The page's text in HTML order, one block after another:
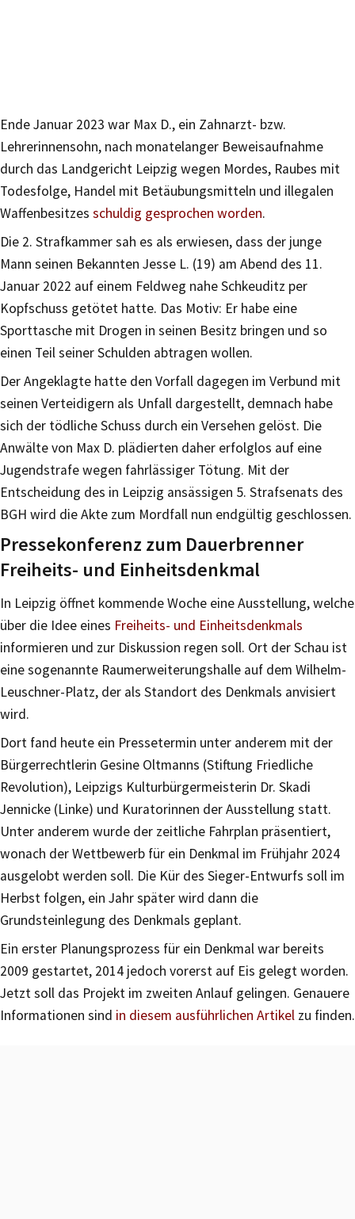
Ende Januar 2023 war Max D., ein Zahnarzt- bzw.
Lehrerinnensohn, nach monatelanger Beweisaufnahme
durch das Landgericht Leipzig wegen Mordes, Raubes mit
Todesfolge, Handel mit Betäubungsmitteln und illegalen
Waffenbesitzes schuldig gesprochen worden.
Die 2. Strafkammer sah es als erwiesen, dass der junge
Mann seinen Bekannten Jesse L. (19) am Abend des 11.
Januar 2022 auf einem Feldweg nahe Schkeuditz per
Kopfschuss getötet hatte. Das Motiv: Er habe eine
Sporttasche mit Drogen in seinen Besitz bringen und so
einen Teil seiner Schulden abtragen wollen.
Der Angeklagte hatte den Vorfall dagegen im Verbund mit
seinen Verteidigern als Unfall dargestellt, demnach habe
sich der tödliche Schuss durch ein Versehen gelöst. Die
Anwälte von Max D. plädierten daher erfolglos auf eine
Jugendstrafe wegen fahrlässiger Tötung. Mit der
Entscheidung des in Leipzig ansässigen 5. Strafsenats des
BGH wird die Akte zum Mordfall nun endgültig geschlossen.
Pressekonferenz zum Dauerbrenner
Freiheits- und Einheitsdenkmal
In Leipzig öffnet kommende Woche eine Ausstellung, welche
über die Idee eines Freiheits- und Einheitsdenkmals
informieren und zur Diskussion regen soll. Ort der Schau ist
eine sogenannte Raumerweiterungshalle auf dem Wilhelm-
Leuschner-Platz, der als Standort des Denkmals anvisiert
wird.
Dort fand heute ein Pressetermin unter anderem mit der
Bürgerrechtlerin Gesine Oltmanns (Stiftung Friedliche
Revolution), Leipzigs Kulturbürgermeisterin Dr. Skadi
Jennicke (Linke) und Kuratorinnen der Ausstellung statt.
Unter anderem wurde der zeitliche Fahrplan präsentiert,
wonach der Wettbewerb für ein Denkmal im Frühjahr 2024
ausgelobt werden soll. Die Kür des Sieger-Entwurfs soll im
Herbst folgen, ein Jahr später wird dann die
Grundsteinlegung des Denkmals geplant.
Ein erster Planungsprozess für ein Denkmal war bereits
2009 gestartet, 2014 jedoch vorerst auf Eis gelegt worden.
Jetzt soll das Projekt im zweiten Anlauf gelingen. Genauere
Informationen sind in diesem ausführlichen Artikel zu finden.